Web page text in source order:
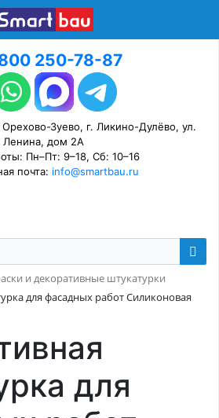
250-78-87
Зуево, г. Ликино-Дулёво, ул.
Ленина, дом 2А
Пн–Пт: 9–18, Сб: 10–16
почта: info@smartbau.ru
и декоративные штукатурки
для фасадных работ Силиконовая
для